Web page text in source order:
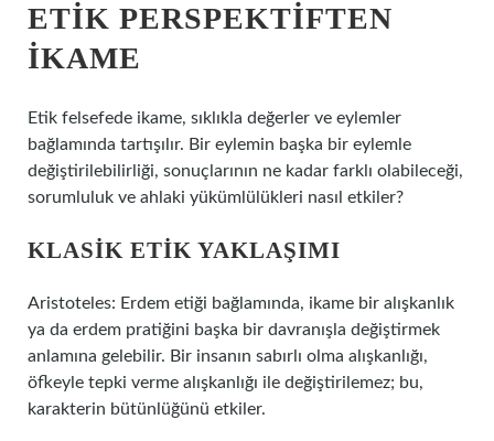
ETIK PERSPEKTIFTEN
İKAME
Etik felsefede ikame, sıklıkla değerler ve eylemler
bağlamında tartışılır. Bir eylemin başka bir eylemle
değiştirilebilirliği, sonuçlarının ne kadar farklı olabileceği,
sorumluluk ve ahlaki yükümlülükleri nasıl etkiler?
KLASIK ETIK YAKLAŞIMI
Aristoteles: Erdem etiği bağlamında, ikame bir alışkanlık
ya da erdem pratiğini başka bir davranışla değiştirmek
anlamına gelebilir. Bir insanın sabırlı olma alışkanlığı,
öfkeyle tepki verme alışkanlığı ile değiştirilemez; bu,
karakterin bütünlüğünü etkiler.